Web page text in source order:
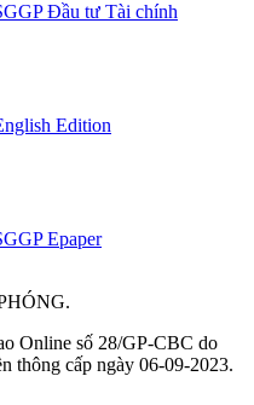
Đầu tư Tài chính
Edition
Epaper
Online số 28/GP-CBC do
thông cấp ngày 06-09-2023.